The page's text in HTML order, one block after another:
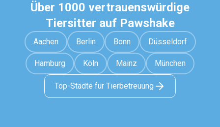
Über 1000 vertrauenswürdige
Tiersitter auf Pawshake
Aachen Berlin Bonn Düsseldorf
Hamburg Köln Mainz München
Top-Städte für Tierbetreuung